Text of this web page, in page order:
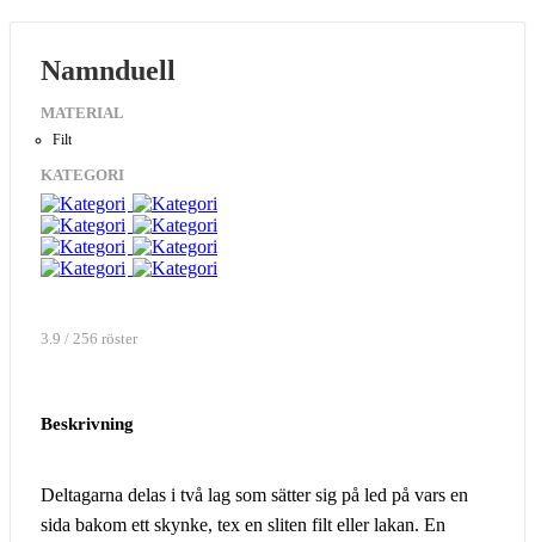
Namnduell
MATERIAL
Filt
KATEGORI
3.9 / 256 röster
Beskrivning
Deltagarna delas i två lag som sätter sig på led på vars en
sida bakom ett skynke, tex en sliten filt eller lakan. En